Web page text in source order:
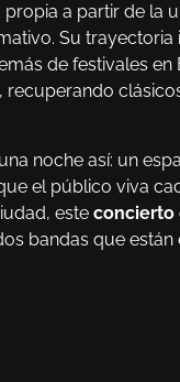
a partir de la
Su
de festivales
noche así: un
el público viva
este concierto
bandas que